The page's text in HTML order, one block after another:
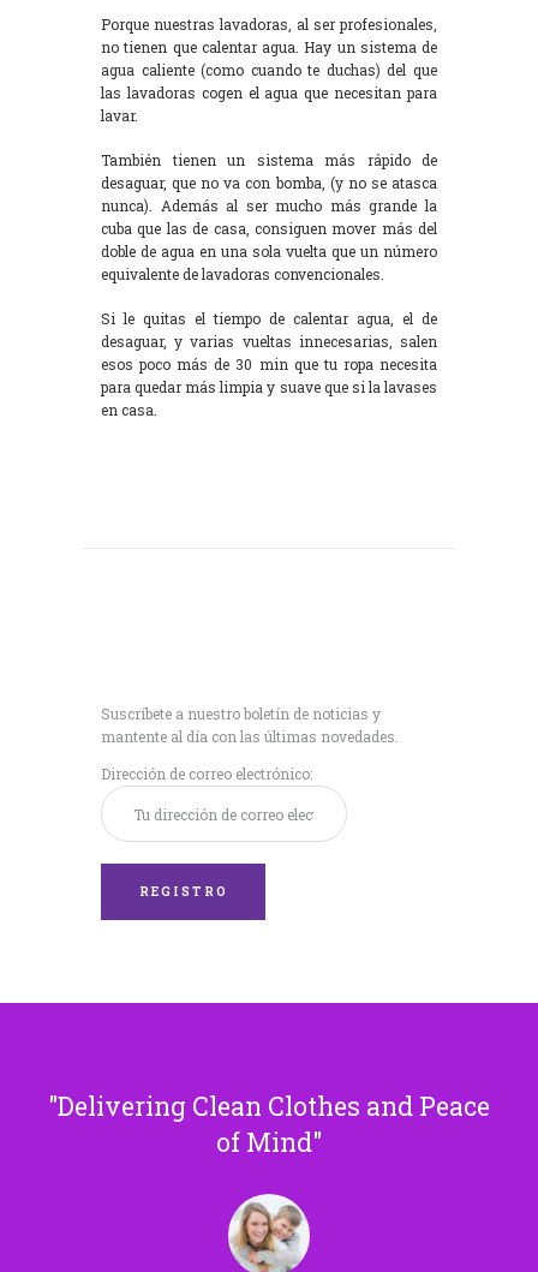
Porque nuestras lavadoras, al ser profesionales,
no tienen que calentar agua. Hay un sistema de
agua caliente (como cuando te duchas) del que
las lavadoras cogen el agua que necesitan para
lavar.
También tienen un sistema más rápido de
desaguar, que no va con bomba, (y no se atasca
nunca). Además al ser mucho más grande la
cuba que las de casa, consiguen mover más del
doble de agua en una sola vuelta que un número
equivalente de lavadoras convencionales.
Si le quitas el tiempo de calentar agua, el de
desaguar, y varias vueltas innecesarias, salen
esos poco más de 30 min que tu ropa necesita
para quedar más limpia y suave que si la lavases
en casa.
Suscríbete a nuestro boletín de noticias y
mantente al día con las últimas novedades.
Dirección de correo electrónico:
Delivering Clean Clothes and Peace
of Mind